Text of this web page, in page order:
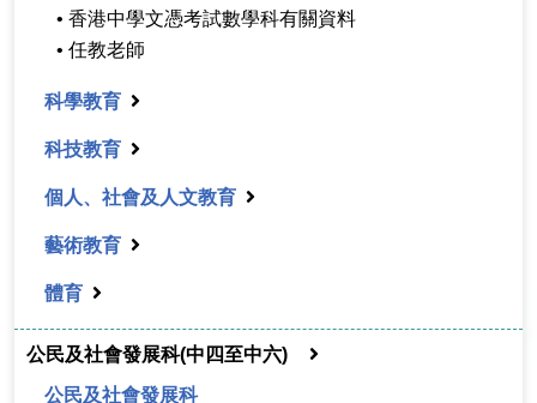
• 香港中學文憑考試數學科有關資料
• 任教老師
科學教育
科技教育
個人、社會及人文教育
藝術教育
體育
公民及社會發展科(中四至中六)
公民及社會發展科